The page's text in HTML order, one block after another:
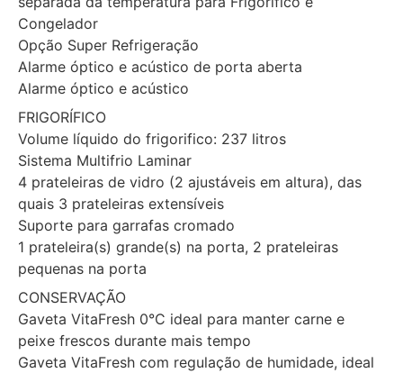
Congelador
Opção Super Refrigeração
Alarme óptico e acústico de porta aberta
Alarme óptico e acústico
FRIGORÍFICO
Volume líquido do frigorifico: 237 litros
Sistema Multifrio Laminar
4 prateleiras de vidro (2 ajustáveis em altura), das
quais 3 prateleiras extensíveis
Suporte para garrafas cromado
1 prateleira(s) grande(s) na porta, 2 prateleiras
pequenas na porta
CONSERVAÇÃO
Gaveta VitaFresh 0°C ideal para manter carne e
peixe frescos durante mais tempo
Gaveta VitaFresh com regulação de humidade, ideal